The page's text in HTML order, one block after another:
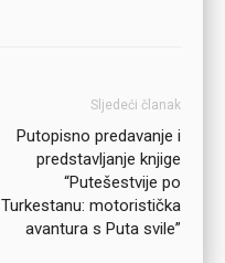
Sljedeći članak
Putopisno predavanje i
predstavljanje knjige
“Putešestvije po
Turkestanu: motoristička
avantura s Puta svile”